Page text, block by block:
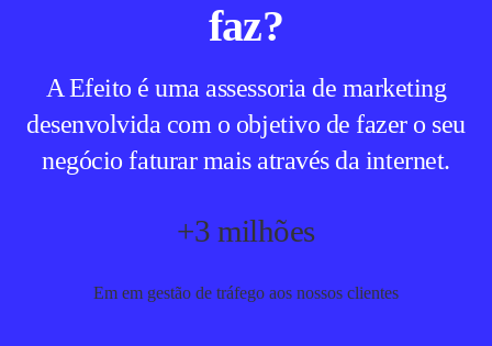
faz?
A Efeito é uma assessoria de marketing
desenvolvida com o objetivo de fazer o seu
negócio faturar mais através da internet.
+3 milhões
Em em gestão de tráfego aos nossos clientes